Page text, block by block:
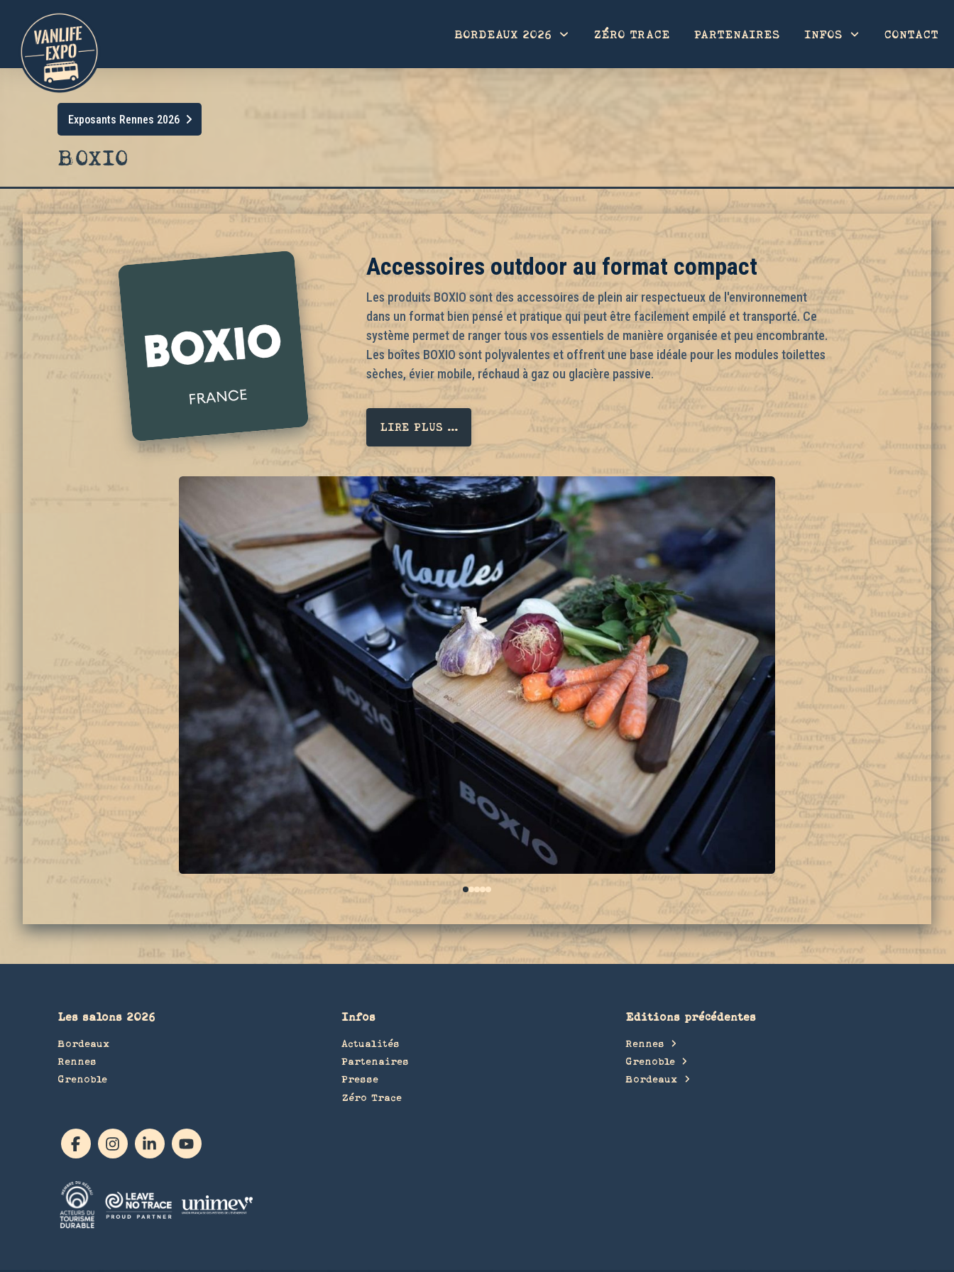
BORDEAUX 2026 ZÉRO TRACE PARTENAIRES INFOS CONTACT
Exposants Rennes 2026
BOXIO
Accessoires outdoor au format compact
Les produits BOXIO sont des accessoires de plein air respectueux de l'environnement
dans un format bien pensé et pratique qui peut être facilement empilé et transporté. Ce
système permet de ranger tous vos essentiels de manière organisée et peu encombrante.
Les boîtes BOXIO sont polyvalentes et offrent une base idéale pour les modules toilettes
sèches, évier mobile, réchaud à gaz ou glacière passive.
LIRE PLUS ...
01234
Les salons 2026
Bordeaux
Rennes
Grenoble
Infos
Actualités
Partenaires
Presse
Zéro Trace
Editions précédentes
Rennes
Grenoble
Bordeaux